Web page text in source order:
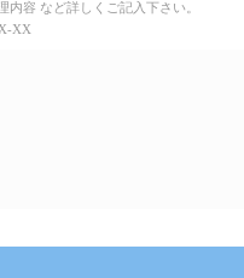
内容 など詳しくご記入下さい。
XX